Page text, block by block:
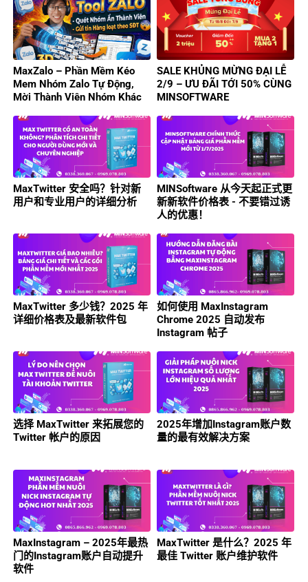
MaxZalo – Phần Mềm Kéo
Mem Nhóm Zalo Tự Động,
Mời Thành Viên Nhóm Khác
SALE KHỦNG MỪNG ĐẠI LỄ
2/9 – ƯU ĐÃI TỚI 50% CÙNG
MINSOFTWARE
MaxTwitter 安全吗？针对新
用户和专业用户的详细分析
MINSoftware 从今天起正式更
新新软件价格表 - 不要错过诱
人的优惠！
MaxTwitter 多少钱？2025 年
详细价格表及最新软件包
如何使用 MaxInstagram
Chrome 2025 自动发布
Instagram 帖子
选择 MaxTwitter 来拓展您的
Twitter 帐户的原因
2025年增加Instagram账户数
量的最有效解决方案
MaxInstagram – 2025年最热
门的Instagram账户自动提升
软件
MaxTwitter 是什么？2025 年
最佳 Twitter 账户维护软件